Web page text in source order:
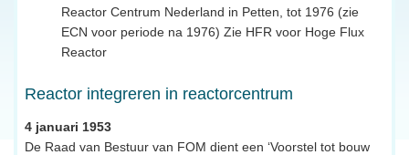
Reactor Centrum Nederland in Petten, tot 1976 (zie
ECN voor periode na 1976) Zie HFR voor Hoge Flux
Reactor
Reactor integreren in reactorcentrum
4 januari 1953
De Raad van Bestuur van FOM dient een ‘Voorstel tot bouw